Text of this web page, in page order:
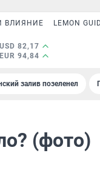
ВЛИЯНИЕ LEMON
USD 82,17
EUR 94,84
залив позеленел
(фото)